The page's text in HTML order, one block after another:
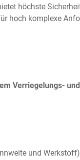
höchste
hoch komplexe
Verriegelungs-
und Werkstoff)